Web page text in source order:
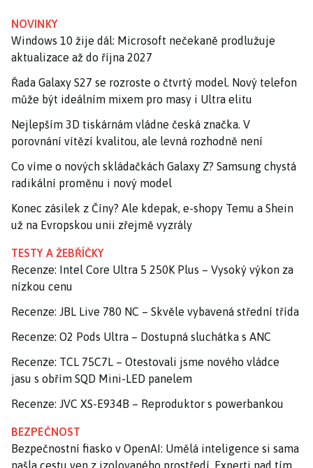
NOVINKY
Windows 10 žije dál: Microsoft nečekaně prodlužuje
aktualizace až do října 2027
Řada Galaxy S27 se rozroste o čtvrtý model. Nový telefon
může být ideálním mixem pro masy i Ultra elitu
Nejlepším 3D tiskárnám vládne česká značka. V
porovnání vítězí kvalitou, ale levná rozhodně není
Co víme o nových skládačkách Galaxy Z? Samsung chystá
radikální proměnu i nový model
Konec zásilek z Číny? Ale kdepak, e-shopy Temu a Shein
už na Evropskou unii zřejmě vyzrály
TESTY A ŽEBŘÍČKY
Recenze: Intel Core Ultra 5 250K Plus – Vysoký výkon za
nízkou cenu
Recenze: JBL Live 780 NC – Skvěle vybavená střední třída
Recenze: O2 Pods Ultra – Dostupná sluchátka s ANC
Recenze: TCL 75C7L – Otestovali jsme nového vládce
jasu s obřím SQD Mini-LED panelem
Recenze: JVC XS-E934B – Reproduktor s powerbankou
BEZPEČNOST
Bezpečnostní fiasko v OpenAI: Umělá inteligence si sama
našla cestu ven z izolovaného prostředí. Experti nad tím